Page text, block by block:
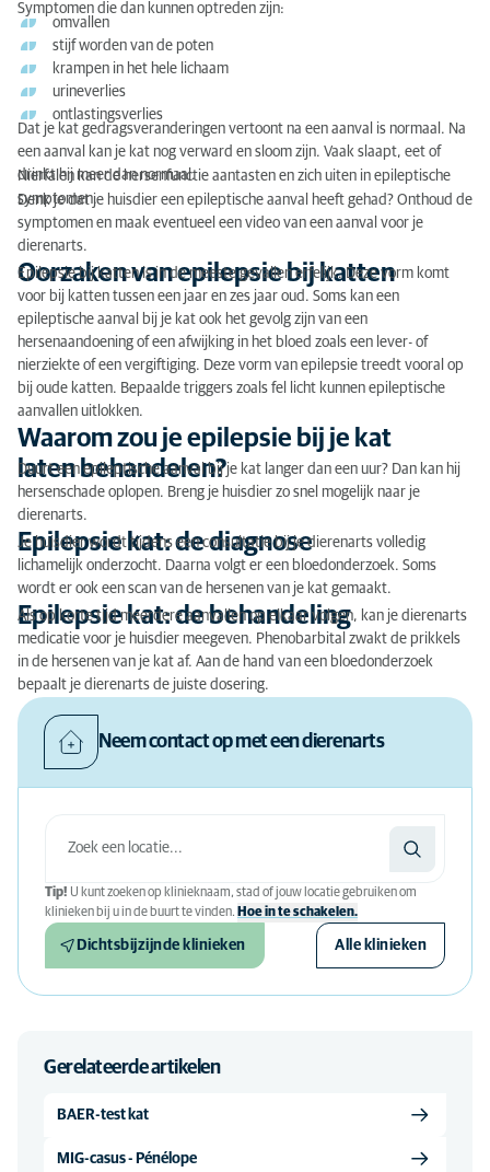
Symptomen die dan kunnen optreden zijn:
omvallen
stijf worden van de poten
krampen in het hele lichaam
urineverlies
ontlastingsverlies
Dat je kat gedragsveranderingen vertoont na een aanval is normaal. Na
een aanval kan je kat nog verward en sloom zijn. Vaak slaapt, eet of
drinkt hij meer dan normaal.
Nierfalen kan de hersenfunctie aantasten en zich uiten in epileptische
symptomen.
Denk je dat je huisdier een epileptische aanval heeft gehad? Onthoud de
symptomen en maak eventueel een video van een aanval voor je
dierenarts.
Oorzaken van epilepsie bij katten
Epilepsie bij katten is in de meeste gevallen erfelijk. Deze vorm komt
voor bij katten tussen een jaar en zes jaar oud. Soms kan een
epileptische aanval bij je kat ook het gevolg zijn van een
hersenaandoening of een afwijking in het bloed zoals een lever- of
nierziekte of een vergiftiging. Deze vorm van epilepsie treedt vooral op
bij oude katten. Bepaalde triggers zoals fel licht kunnen epileptische
aanvallen uitlokken.
Waarom zou je epilepsie bij je kat
laten behandelen?
Duurt een epileptische aanval bij je kat langer dan een uur? Dan kan hij
hersenschade oplopen. Breng je huisdier zo snel mogelijk naar je
dierenarts.
Epilepsie kat: de diagnose
Je huisdier wordt tijdens een consultatie bij je dierenarts volledig
lichamelijk onderzocht. Daarna volgt er een bloedonderzoek. Soms
wordt er ook een scan van de hersenen van je kat gemaakt.
Epilepsie kat: de behandeling
Als op korte tijd meerdere aanvallen op elkaar volgen, kan je dierenarts
medicatie voor je huisdier meegeven. Phenobarbital zwakt de prikkels
in de hersenen van je kat af. Aan de hand van een bloedonderzoek
bepaalt je dierenarts de juiste dosering.
Neem contact op met een dierenarts
Tip! U kunt zoeken op klinieknaam, stad of jouw locatie gebruiken om
klinieken bij u in de buurt te vinden. Hoe in te schakelen.
Dichtsbijzijnde klinieken Alle klinieken
Gerelateerde artikelen
BAER-test kat
MIG-casus - Pénélope